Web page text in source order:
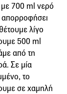
με 700 ml νερό
απορροφήσει
λίγο
500 ml
από τη
Σε μία
το
σε χαμηλή